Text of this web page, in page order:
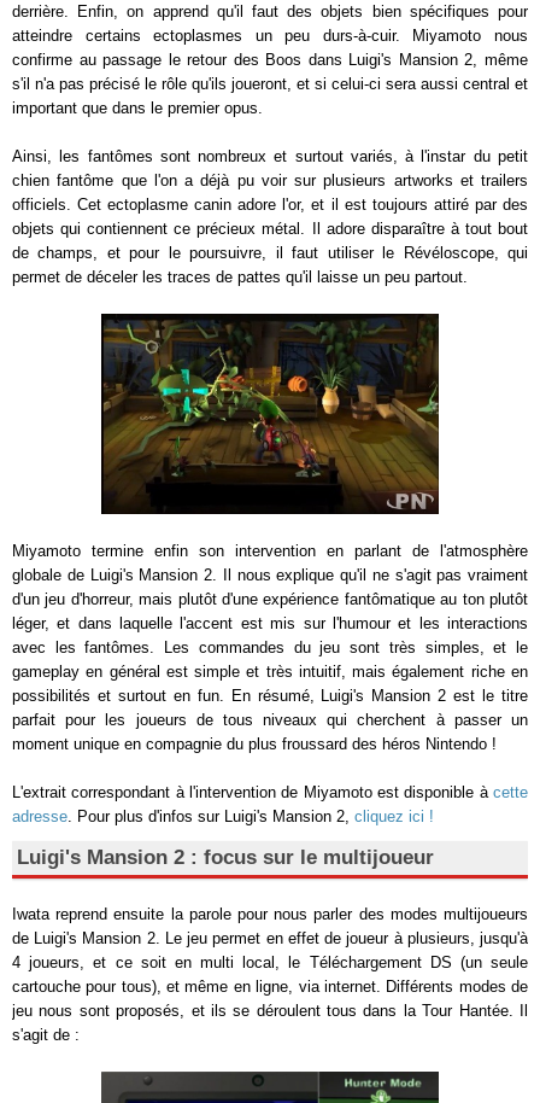
derrière. Enfin, on apprend qu'il faut des objets bien spécifiques pour
atteindre certains ectoplasmes un peu durs-à-cuir. Miyamoto nous
confirme au passage le retour des Boos dans Luigi's Mansion 2, même
s'il n'a pas précisé le rôle qu'ils joueront, et si celui-ci sera aussi central et
important que dans le premier opus.
Ainsi, les fantômes sont nombreux et surtout variés, à l'instar du petit
chien fantôme que l'on a déjà pu voir sur plusieurs artworks et trailers
officiels. Cet ectoplasme canin adore l'or, et il est toujours attiré par des
objets qui contiennent ce précieux métal. Il adore disparaître à tout bout
de champs, et pour le poursuivre, il faut utiliser le Révéloscope, qui
permet de déceler les traces de pattes qu'il laisse un peu partout.
Miyamoto termine enfin son intervention en parlant de l'atmosphère
globale de Luigi's Mansion 2. Il nous explique qu'il ne s'agit pas vraiment
d'un jeu d'horreur, mais plutôt d'une expérience fantômatique au ton plutôt
léger, et dans laquelle l'accent est mis sur l'humour et les interactions
avec les fantômes. Les commandes du jeu sont très simples, et le
gameplay en général est simple et très intuitif, mais également riche en
possibilités et surtout en fun. En résumé, Luigi's Mansion 2 est le titre
parfait pour les joueurs de tous niveaux qui cherchent à passer un
moment unique en compagnie du plus froussard des héros Nintendo !
L'extrait correspondant à l'intervention de Miyamoto est disponible à cette
adresse. Pour plus d'infos sur Luigi's Mansion 2, cliquez ici !
Luigi's Mansion 2 : focus sur le multijoueur
Iwata reprend ensuite la parole pour nous parler des modes multijoueurs
de Luigi's Mansion 2. Le jeu permet en effet de joueur à plusieurs, jusqu'à
4 joueurs, et ce soit en multi local, le Téléchargement DS (un seule
cartouche pour tous), et même en ligne, via internet. Différents modes de
jeu nous sont proposés, et ils se déroulent tous dans la Tour Hantée. Il
s'agit de :